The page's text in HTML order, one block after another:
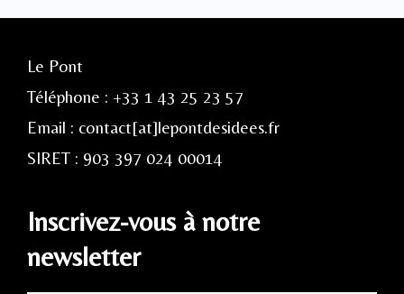
Le Pont
Téléphone : +33 1 43 25 23 57
Email : contact[at]lepontdesidees.fr
SIRET : 903 397 024 00014
Inscrivez-vous à notre
newsletter